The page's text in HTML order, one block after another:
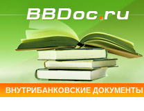
ВНУТРИБАНКОВСКИЕ ДОКУМЕНТЫ